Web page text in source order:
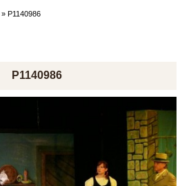
» P1140986
P1140986